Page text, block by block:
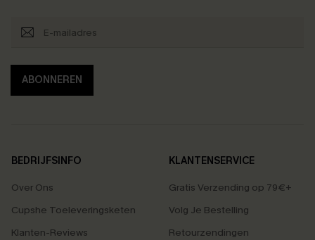
ABONNEREN
BEDRIJFSINFO
Over Ons
Cupshe Toeleveringsketen
Klanten-Reviews
KLANTENSERVICE
Gratis Verzending op 79€+
Volg Je Bestelling
Retourzendingen